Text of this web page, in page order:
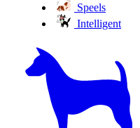
Speels
Intelligent